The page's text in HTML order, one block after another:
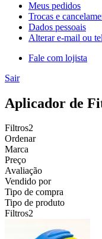
Meus pedidos
Trocas e
Dados pessoais
Alterar e-mail ou
Fale com lojista
Sair
Aplicador de
Filtros2
Ordenar
Marca
Preço
Avaliação
Vendido por
Tipo de compra
Tipo de produto
Filtros2